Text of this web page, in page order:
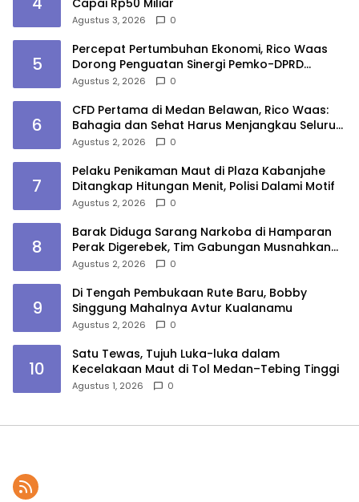
Agustus 3, 2026 0
5
Percepat Pertumbuhan Ekonomi, Rico Waas
Dorong Penguatan Sinergi Pemko-DPRD
Medan
Agustus 2, 2026 0
6
CFD Pertama di Medan Belawan, Rico Waas:
Bahagia dan Sehat Harus Menjangkau Seluruh
Sudut Kota Medan
Agustus 2, 2026 0
7
Pelaku Penikaman Maut di Plaza Kabanjahe
Ditangkap Hitungan Menit, Polisi Dalami Motif
Agustus 2, 2026 0
8
Barak Diduga Sarang Narkoba di Hamparan
Perak Digerebek, Tim Gabungan Musnahkan
Lokasi
Agustus 2, 2026 0
9
Di Tengah Pembukaan Rute Baru, Bobby
Singgung Mahalnya Avtur Kualanamu
Agustus 2, 2026 0
10
Satu Tewas, Tujuh Luka-luka dalam
Kecelakaan Maut di Tol Medan–Tebing Tinggi
Agustus 1, 2026 0